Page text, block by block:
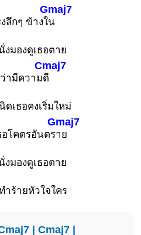
ลึกๆ ข้างใ
Gmaj7
น
มองดูเธอตาย
ามีความ
Cmaj7
ดี
ดเธอคงเริ่มใหม่
อโคตรอันตร
Gmaj7
าย
มองดูเธอตาย
ำร้ายหัวใจใคร
| Cmaj7 |